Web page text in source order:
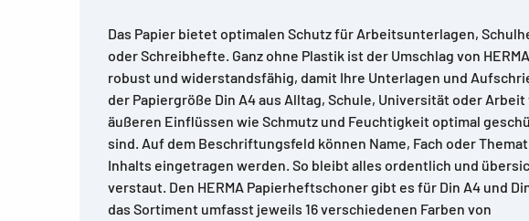
Das Papier bietet optimalen Schutz für Arbeitsunterlagen,
oder Schreibhefte. Ganz ohne Plastik ist der Umschlag von HERMA
robust und widerstandsfähig, damit Ihre Unterlagen und
der Papiergröße Din A4 aus Alltag, Schule, Universität oder Arbeit
äußeren Einflüssen wie Schmutz und Feuchtigkeit optimal
sind. Auf dem Beschriftungsfeld können Name, Fach oder
Inhalts eingetragen werden. So bleibt alles ordentlich und
verstaut. Den HERMA Papierheftschoner gibt es für Din A4 und
das Sortiment umfasst jeweils 16 verschiedenen Farben von